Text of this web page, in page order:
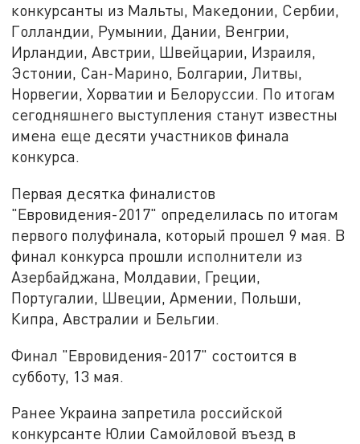
конкурсанты из Мальты, Македонии, Сербии,
Голландии, Румынии, Дании, Венгрии,
Ирландии, Австрии, Швейцарии, Израиля,
Эстонии, Сан-Марино, Болгарии, Литвы,
Норвегии, Хорватии и Белоруссии. По итогам
сегодняшнего выступления станут известны
имена еще десяти участников финала
конкурса.
Первая десятка финалистов
"Евровидения-2017" определилась по итогам
первого полуфинала, который прошел 9 мая. В
финал конкурса прошли исполнители из
Азербайджана, Молдавии, Греции,
Португалии, Швеции, Армении, Польши,
Кипра, Австралии и Бельгии.
Финал "Евровидения-2017" состоится в
субботу, 13 мая.
Ранее Украина запретила российской
конкурсанте Юлии Самойловой въезд в